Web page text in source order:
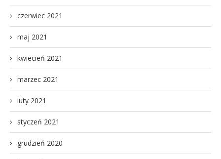
czerwiec 2021
maj 2021
kwiecień 2021
marzec 2021
luty 2021
styczeń 2021
grudzień 2020